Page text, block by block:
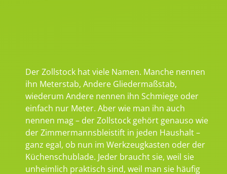
Der Zollstock hat viele Namen. Manche nennen
ihn Meterstab, Andere Gliedermaßstab,
wiederum Andere nennen ihn Schmiege oder
einfach nur Meter. Aber wie man ihn auch
nennen mag – der Zollstock gehört genauso wie
der Zimmermannsbleistift in jeden Haushalt –
ganz egal, ob nun im Werkzeugkasten oder der
Küchenschublade. Jeder braucht sie, weil sie
unheimlich praktisch sind, weil man sie häufig